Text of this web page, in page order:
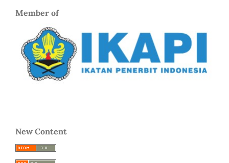
Member of
New Content